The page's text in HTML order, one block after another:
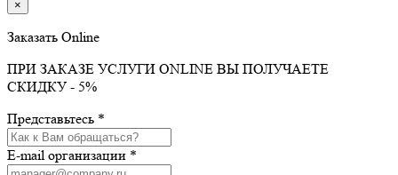
×
Заказать Online
ПРИ ЗАКАЗЕ УСЛУГИ ONLINE ВЫ ПОЛУЧАЕТЕ
СКИДКУ - 5%
Представьтесь *
E-mail организации *